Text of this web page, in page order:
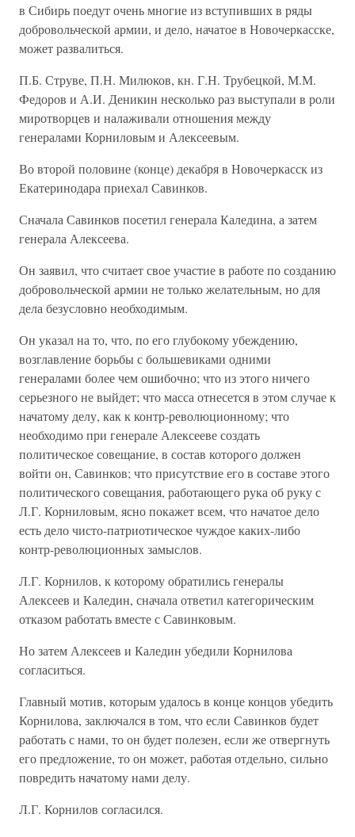
в Сибирь поедут очень многие из вступивших в ряды
добровольческой армии, и дело, начатое в Новочеркасске,
может развалиться.
П.Б. Струве, П.Н. Милюков, кн. Г.Н. Трубецкой, М.М.
Федоров и А.И. Деникин несколько раз выступали в роли
миротворцев и налаживали отношения между
генералами Корниловым и Алексеевым.
Во второй половине (конце) декабря в Новочеркасск из
Екатеринодара приехал Савинков.
Сначала Савинков посетил генерала Каледина, а затем
генерала Алексеева.
Он заявил, что считает свое участие в работе по созданию
добровольческой армии не только желательным, но для
дела безусловно необходимым.
Он указал на то, что, по его глубокому убеждению,
возглавление борьбы с большевиками одними
генералами более чем ошибочно; что из этого ничего
серьезного не выйдет; что масса отнесется в этом случае к
начатому делу, как к контр-революционному; что
необходимо при генерале Алексееве создать
политическое совещание, в состав которого должен
войти он, Савинков; что присутствие его в составе этого
политического совещания, работающего рука об руку с
Л.Г. Корниловым, ясно покажет всем, что начатое дело
есть дело чисто-патриотическое чуждое каких-либо
контр-революционных замыслов.
Л.Г. Корнилов, к которому обратились генералы
Алексеев и Каледин, сначала ответил категорическим
отказом работать вместе с Савинковым.
Но затем Алексеев и Каледин убедили Корнилова
согласиться.
Главный мотив, которым удалось в конце концов убедить
Корнилова, заключался в том, что если Савинков будет
работать с нами, то он будет полезен, если же отвергнуть
его предложение, то он может, работая отдельно, сильно
повредить начатому нами делу.
Л.Г. Корнилов согласился.